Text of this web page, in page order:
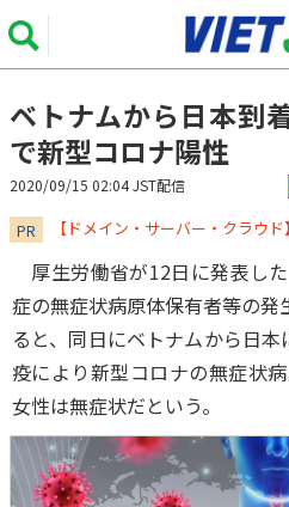
ベトナムから日本到
で新型コロナ陽性
2020/09/15 02:04 JST配信
PR 【ドメイン・サーバー・クラウ
厚生労働省が12日に発表し
症の無症状病原体保有者等の
ると、同日にベトナムから日
疫により新型コロナの無症状
女性は無症状だという。